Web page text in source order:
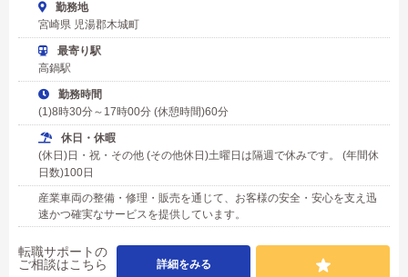
勤務地
宮崎県 児湯郡木城町
最寄り駅
高鍋駅
勤務時間
(1)8時30分～17時00分 (休憩時間)60分
休日・休暇
(休日)日・祝・その他 (その他休日)土曜日は隔週で休みです。 (年間休
日数)100日
産業車両の整備・修理・販売を通じて、お客様の安全・安心を支え迅
速かつ確実なサービスを提供しています。
転職サポートの
ご相談はこちら
詳細をみる